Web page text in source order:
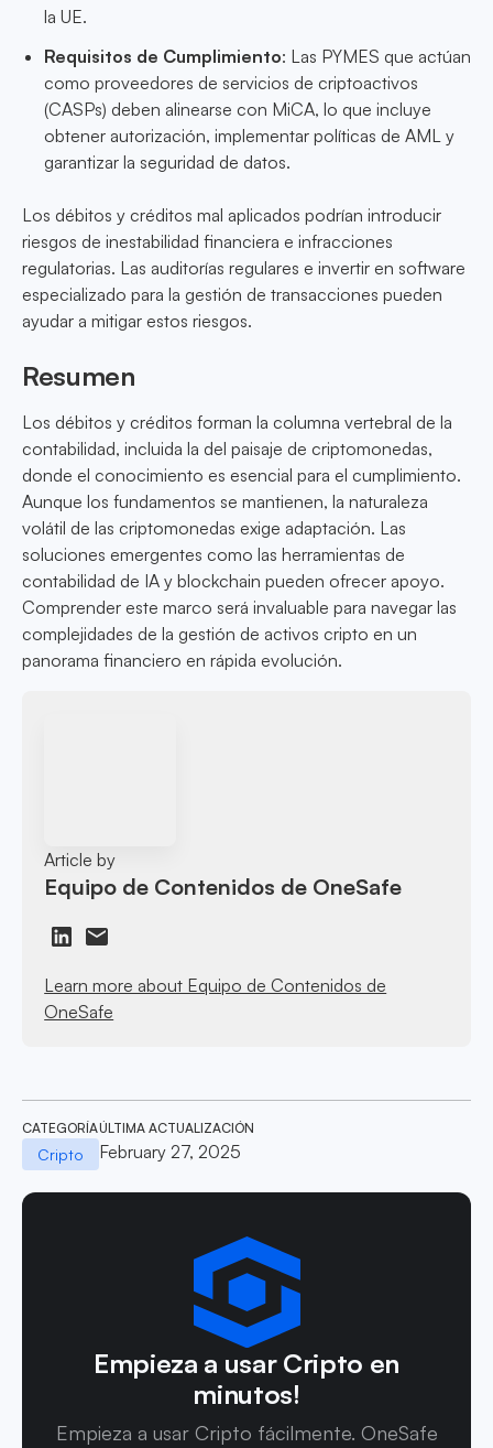
la UE.
Requisitos de Cumplimiento: Las PYMES que actúan
como proveedores de servicios de criptoactivos
(CASPs) deben alinearse con MiCA, lo que incluye
obtener autorización, implementar políticas de AML y
garantizar la seguridad de datos.
Los débitos y créditos mal aplicados podrían introducir
riesgos de inestabilidad financiera e infracciones
regulatorias. Las auditorías regulares e invertir en software
especializado para la gestión de transacciones pueden
ayudar a mitigar estos riesgos.
Resumen
Los débitos y créditos forman la columna vertebral de la
contabilidad, incluida la del paisaje de criptomonedas,
donde el conocimiento es esencial para el cumplimiento.
Aunque los fundamentos se mantienen, la naturaleza
volátil de las criptomonedas exige adaptación. Las
soluciones emergentes como las herramientas de
contabilidad de IA y blockchain pueden ofrecer apoyo.
Comprender este marco será invaluable para navegar las
complejidades de la gestión de activos cripto en un
panorama financiero en rápida evolución.
Article by
Equipo de Contenidos de OneSafe
Learn more about Equipo de Contenidos de
OneSafe
CATEGORÍA
Cripto
ÚLTIMA ACTUALIZACIÓN
February 27, 2025
Empieza a usar Cripto en
minutos!
Empieza a usar Cripto fácilmente. OneSafe